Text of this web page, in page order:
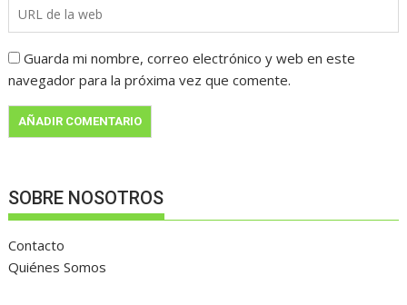
Guarda mi nombre, correo electrónico y web en este
navegador para la próxima vez que comente.
SOBRE NOSOTROS
Contacto
Quiénes Somos